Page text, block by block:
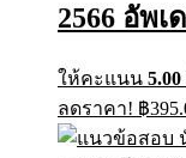
2566 อัพ
ให้คะแนน 5.00
ลดราคา! ฿